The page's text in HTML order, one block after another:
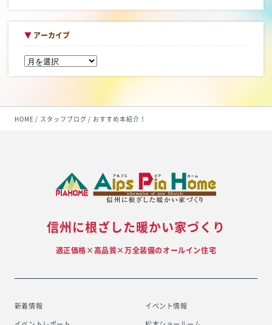
HOME スタッフブログ おすすめ本紹介！
▼ アーカイブ
信州に根ざした暖かい家づくり
適正価格×高品質×万全装備のオールイン住宅
新着情報
イベント情報